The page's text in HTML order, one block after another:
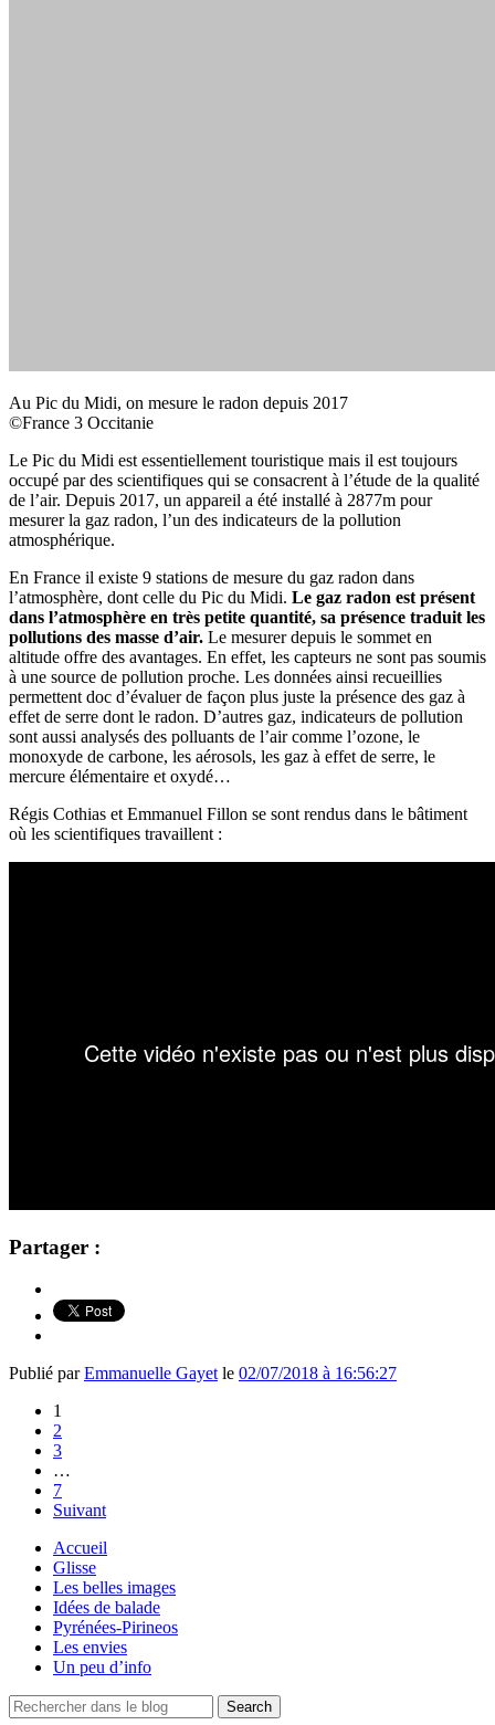
Au Pic du Midi, on mesure le radon depuis 2017
©France 3 Occitanie
Le Pic du Midi est essentiellement touristique mais il est toujours
occupé par des scientifiques qui se consacrent à l’étude de la qualité
de l’air. Depuis 2017, un appareil a été installé à 2877m pour
mesurer la gaz radon, l’un des indicateurs de la pollution
atmosphérique.
En France il existe 9 stations de mesure du gaz radon dans
l’atmosphère, dont celle du Pic du Midi. Le gaz radon est présent
dans l’atmosphère en très petite quantité, sa présence traduit les
pollutions des masse d’air. Le mesurer depuis le sommet en
altitude offre des avantages. En effet, les capteurs ne sont pas soumis
à une source de pollution proche. Les données ainsi recueillies
permettent doc d’évaluer de façon plus juste la présence des gaz à
effet de serre dont le radon. D’autres gaz, indicateurs de pollution
sont aussi analysés des polluants de l’air comme l’ozone, le
monoxyde de carbone, les aérosols, les gaz à effet de serre, le
mercure élémentaire et oxydé…
Régis Cothias et Emmanuel Fillon se sont rendus dans le bâtiment
où les scientifiques travaillent :
Partager :
Publié parEmmanuelle Gayet le 02/07/2018 à 16:56:27
1
2
3
…
7
Suivant
Accueil
Glisse
Les belles images
Idées de balade
Pyrénées-Pirineos
Les envies
Un peu d’info